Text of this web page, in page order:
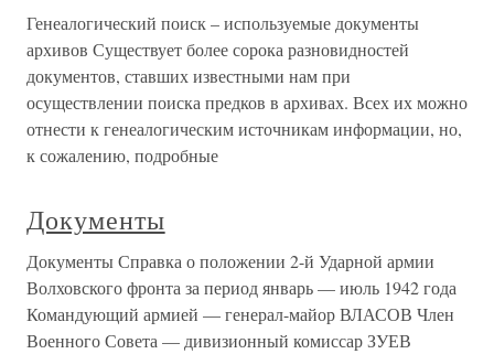
Генеалогический поиск – используемые документы
архивов Существует более сорока разновидностей
документов, ставших известными нам при
осуществлении поиска предков в архивах. Всех их можно
отнести к генеалогическим источникам информации, но,
к сожалению, подробные
Документы
Документы Справка о положении 2-й Ударной армии
Волховского фронта за период январь — июль 1942 года
Командующий армией — генерал-майор ВЛАСОВ Член
Военного Совета — дивизионный комиссар ЗУЕВ